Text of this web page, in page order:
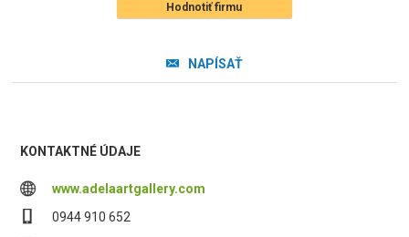
Hodnotiť firmu
NAPÍSAŤ
KONTAKTNÉ ÚDAJE
www.adelaartgallery.com
0944 910 652